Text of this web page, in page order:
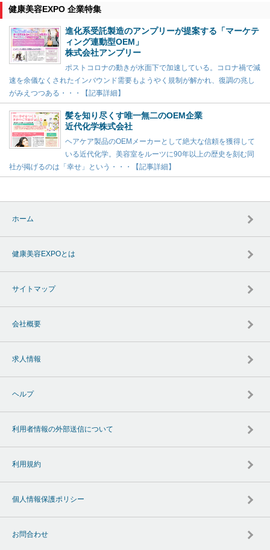
健康美容EXPO 企業特集
進化系受託製造のアンプリーが提案する「マーケテ
ィング連動型OEM」
株式会社アンプリー
ポストコロナの動きが水面下で加速している。コロナ禍で減
速を余儀なくされたインバウンド需要もようやく規制が解かれ、復調の兆し
がみえつつある・・・【記事詳細】
髪を知り尽くす唯一無二のOEM企業
近代化学株式会社
ヘアケア製品のOEMメーカーとして絶大な信頼を獲得して
いる近代化学。美容室をルーツに90年以上の歴史を刻む同
社が掲げるのは「幸せ」という・・・【記事詳細】
ホーム
健康美容EXPOとは
サイトマップ
会社概要
求人情報
ヘルプ
利用者情報の外部送信について
利用規約
個人情報保護ポリシー
お問合わせ